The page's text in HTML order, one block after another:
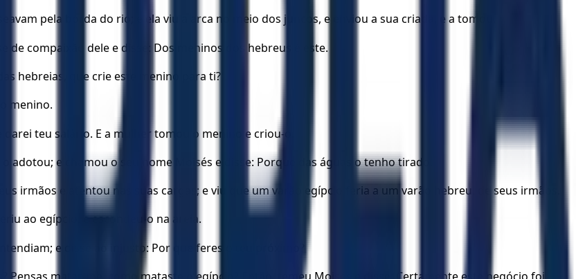
pela borda do rio; e ela viu a arca no meio dos juncos, e enviou a sua criada, e a tomou.
de compaixão dele e disse: Dos meninos dos hebreus é este.
hebreias, que crie este menino para ti?
menino.
teu salário. E a mulher tomou o menino e criou-o.
adotou; e chamou o seu nome Moisés e disse: Porque das águas o tenho tirado.
irmãos e atentou nas suas cargas; e viu que um varão egípcio feria a um varão hebreu, de seus irmãos.
ao egípcio, e escondeu-o na areia.
e disse ao injusto: Por que feres o teu próximo?